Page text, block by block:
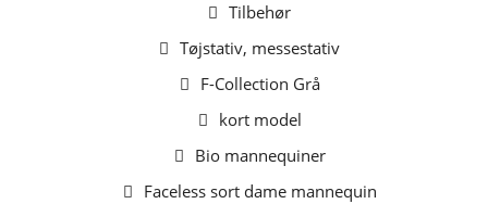
Tilbehør
Tøjstativ, messestativ
F-Collection Grå
kort model
Bio mannequiner
Faceless sort dame mannequin